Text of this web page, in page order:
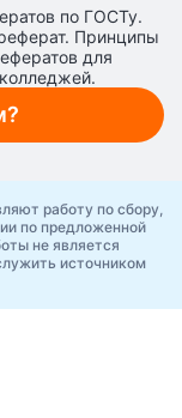
по ГОСТу.
Принципы
для
работу по сбору,
по предложенной
не является
источником